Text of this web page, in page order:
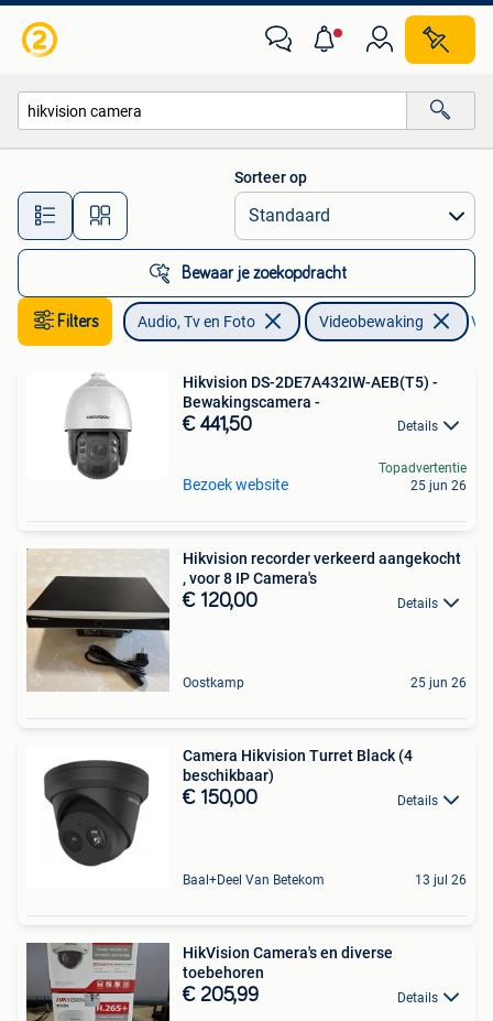
Alle afstanden…
Sorteer op
Bewaar je zoekopdracht
Filters Audio, Tv en Foto Videobewaking
Hikvision DS-2DE7A432IW-AEB(T5) -
Bewakingscamera -
€ 441,50 Details
Bezoek website
Topadvertentie
25 jun 26
Hikvision recorder verkeerd aangekocht
, voor 8 IP Camera's
€ 120,00 Details
Oostkamp 25 jun 26
Camera Hikvision Turret Black (4
beschikbaar)
€ 150,00 Details
Baal+Deel Van Betekom 13 jul 26
HikVision Camera's en diverse
toebehoren
€ 205,99 Details